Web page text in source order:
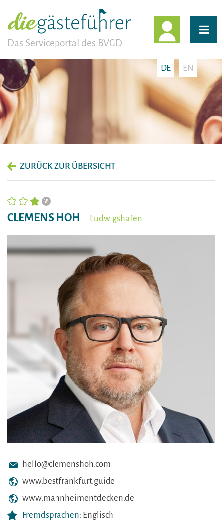
Das Serviceportal des BVGD
DE EN
ZURÜCK ZUR ÜBERSICHT
CLEMENS HOH Ludwigshafen
hello@clemenshoh.com
www.bestfrankfurt.guide
www.mannheimentdecken.de
Fremdsprachen: Englisch